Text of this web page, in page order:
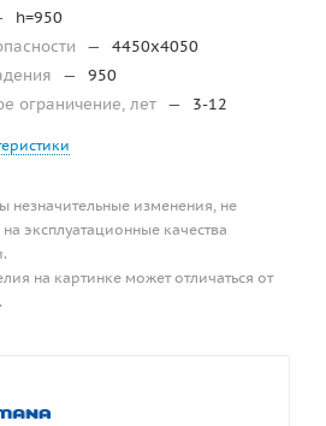
h=950
—
4450х4050
—
950
ограничение, лет — 3-12
незначительные изменения, не
эксплуатационные качества
на картинке может отличаться от